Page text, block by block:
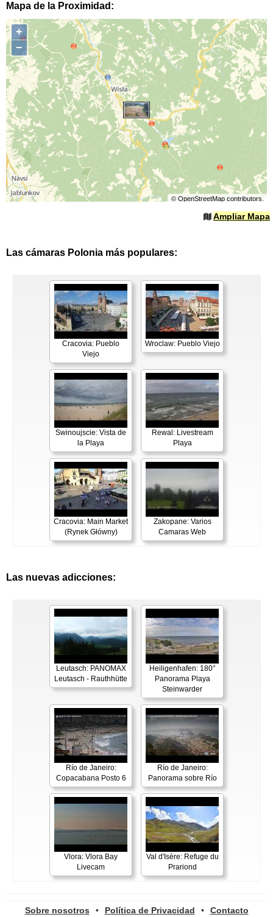
Mapa de la Proximidad:
+
−
© OpenStreetMapcontributors.
Ampliar Mapa
Las cámaras Polonia más populares:
Cracovia: Pueblo
Viejo
Wroclaw: Pueblo Viejo
Swinoujscie: Vista de
la Playa
Rewal: Livestream
Playa
Cracovia: Main Market
(Rynek Główny)
Zakopane: Varios
Camaras Web
Las nuevas adicciones:
Leutasch: PANOMAX
Leutasch - Rauthhütte
Heiligenhafen: 180°
Panorama Playa
Steinwarder
Río de Janeiro:
Copacabana Posto 6
Río de Janeiro:
Panorama sobre Río
Vlora: Vlora Bay
Livecam
Val d'Isère: Refuge du
Prariond
Sobre nosotros • Política de Privacidad • Contacto